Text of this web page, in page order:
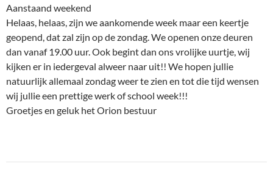
Aanstaand weekend
Helaas, helaas, zijn we aankomende week maar een keertje
geopend, dat zal zijn op de zondag. We openen onze deuren
dan vanaf 19.00 uur. Ook begint dan ons vrolijke uurtje, wij
kijken er in iedergeval alweer naar uit!! We hopen jullie
natuurlijk allemaal zondag weer te zien en tot die tijd wensen
wij jullie een prettige werk of school week!!!
Groetjes en geluk het Orion bestuur